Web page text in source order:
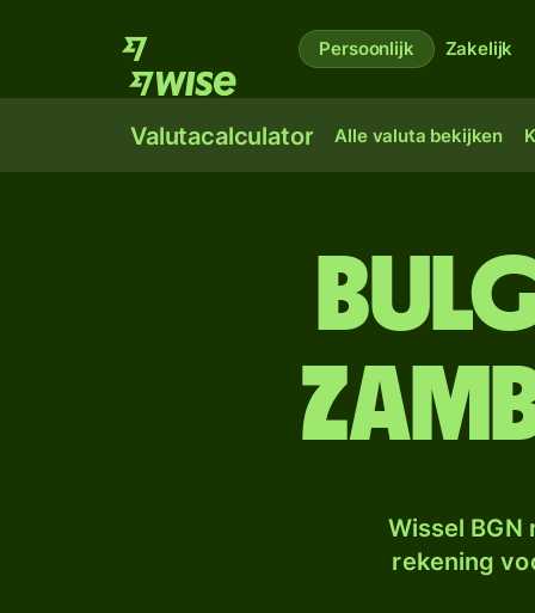
Persoonlijk Zakelijk
Valutacalculator Alle valuta bekijken
Wissel
rekening